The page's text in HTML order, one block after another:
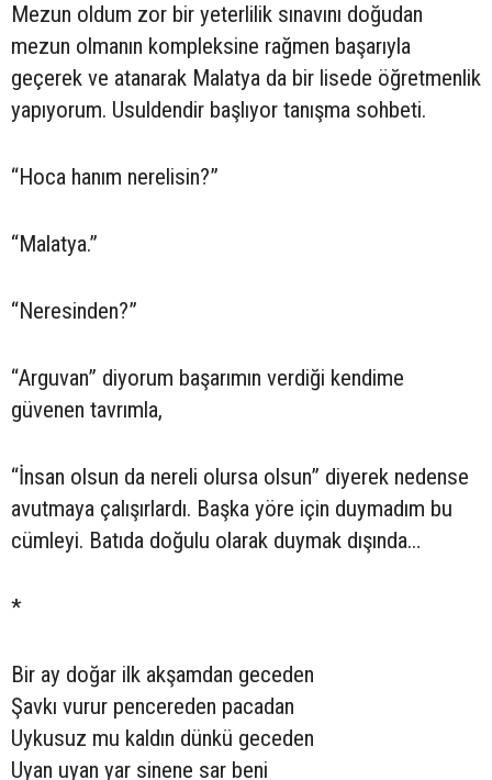
Mezun oldum zor bir yeterlilik sınavını doğudan
mezun olmanın kompleksine rağmen başarıyla
geçerek ve atanarak Malatya da bir lisede öğretmenlik
yapıyorum. Usuldendir başlıyor tanışma sohbeti.
“Hoca hanım nerelisin?”
“Malatya.”
“Neresinden?”
“Arguvan” diyorum başarımın verdiği kendime
güvenen tavrımla,
“İnsan olsun da nereli olursa olsun” diyerek nedense
avutmaya çalışırlardı. Başka yöre için duymadım bu
cümleyi. Batıda doğulu olarak duymak dışında…
*
Bir ay doğar ilk akşamdan geceden
Şavkı vurur pencereden pacadan
Uykusuz mu kaldın dünkü geceden
Uyan uyan yar sinene sar beni